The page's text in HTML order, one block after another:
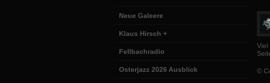
Neue Galeere
Klaus Hirsch +
Fellbachradio
Osterjazz 2026 Ausblick
Viel
©